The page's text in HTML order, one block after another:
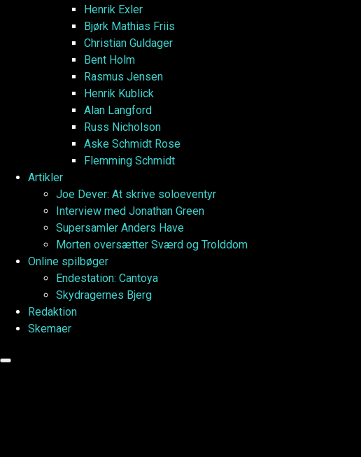
Henrik Exler
Bjørk Mathias Friis
Christian Guldager
Bent Holm
Rasmus Jensen
Henrik Kublick
Alan Langford
Russ Nicholson
Aske Schmidt Rose
Flemming Schmidt
Artikler
Joe Dever: At skrive soloeventyr
Interview med Jonathan Green
Supersamler Anders Have
Morten oversætter Sværd og Trolddom
Online spilbøger
Endestation: Cantoya
Skydragernes Bjerg
Redaktion
Skemaer